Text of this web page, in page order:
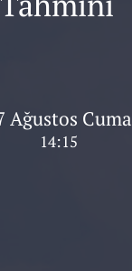
Ağustos Cuma
14:15